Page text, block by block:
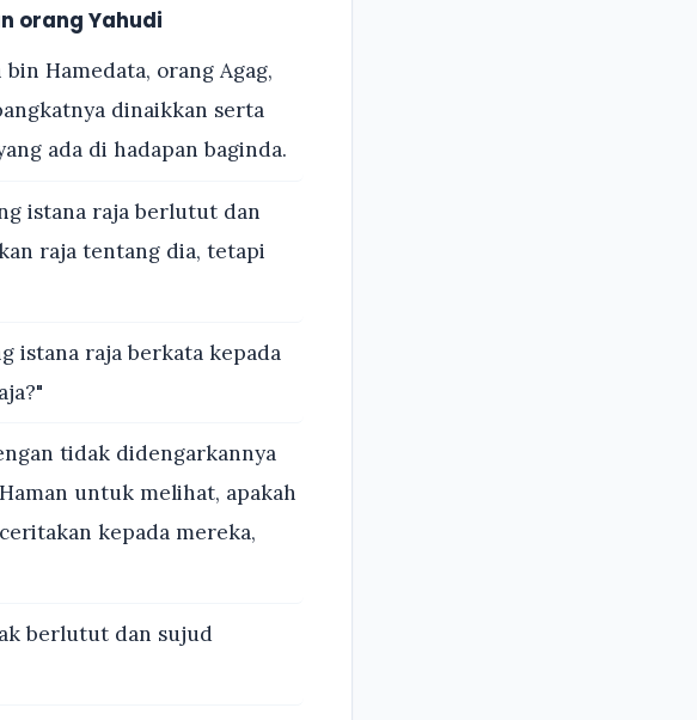
orang Yahudi
Hamedata, orang Agag,
dinaikkan serta
ada di hadapan baginda.
istana raja berlutut dan
raja tentang dia, tetapi
istana raja berkata kepada
tidak didengarkannya
untuk melihat, apakah
kepada mereka,
berlutut dan sujud